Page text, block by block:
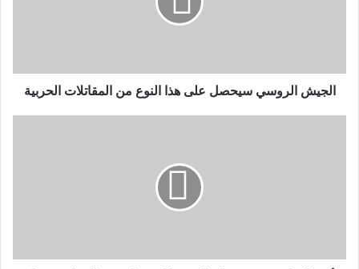
الجيش الروسي سيحصل على هذا النوع من المقاتلات الحربية